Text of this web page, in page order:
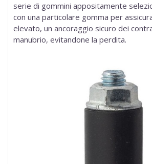
serie di gommini appositamente
con una particolare gomma per
elevato, un ancoraggio sicuro dei
manubrio, evitandone la perdita.